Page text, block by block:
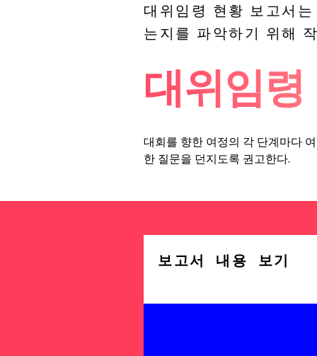
대위임령 현황 보고서
는지를 파악하기 위해
대위임
대회를 향한 여정의 각 단계마다
한 질문을 던지도록 권고한다.
보고서 내용 보기